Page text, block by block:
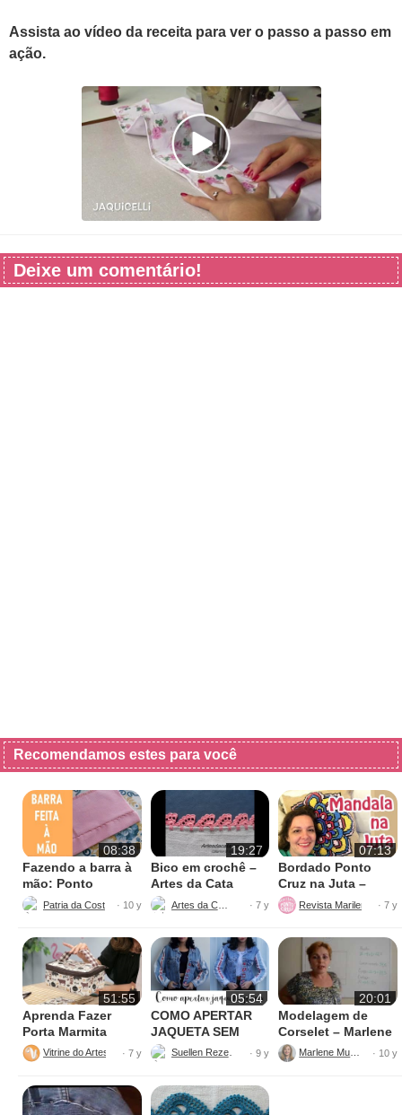
Assista ao vídeo da receita para ver o passo a passo em
ação.
Deixe um comentário!
Recomendamos estes para você
08:38
Fazendo a barra à
mão: Ponto
escondido
· 10 y
19:27
Bico em crochê –
Artes da Cata
Artes da Cata · 7 y
07:13
Bordado Ponto
Cruz na Juta –
Fácil de Fazer
· 7 y
51:55
Aprenda Fazer
Porta Marmita
Térmica
Vitrine do Artesanato
· 7 y
05:54
COMO APERTAR
JAQUETA SEM
MÁQUINA
Suellen Rezende · 9 y
20:01
Modelagem de
Corselet – Marlene
Mukai
Marlene Mukai · 10 y